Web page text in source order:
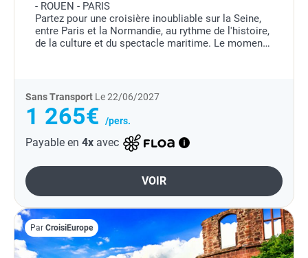
- ROUEN - PARIS
Partez pour une croisière inoubliable sur la Seine,
entre Paris et la Normandie, au rythme de l'histoire,
de la culture et du spectacle maritime. Le moment
Sans Transport Le 22/06/2027
1 265€ /pers.
Payable en 4x avec
VOIR
Par CroisiEurope